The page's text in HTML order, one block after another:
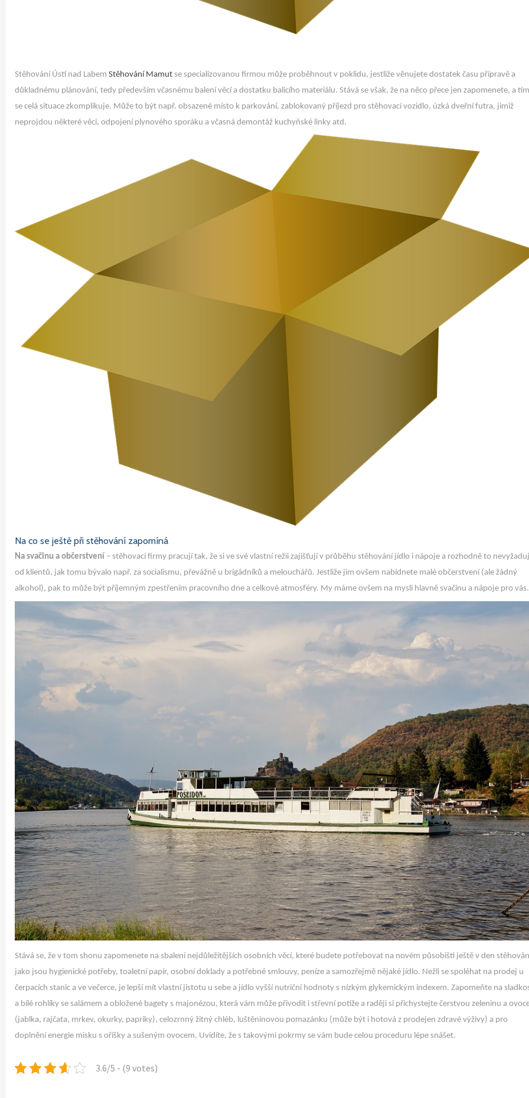
Stěhování Ústí nad Labem Stěhování Mamut se specializovanou firmou může proběhnout v poklidu, jestliže věnujete dostatek času přípravě a
důkladnému plánování, tedy především včasnému balení věcí a dostatku balicího materiálu. Stává se však, že na něco přece jen zapomenete, a tím
se celá situace zkomplikuje. Může to být např. obsazené místo k parkování, zablokovaný příjezd pro stěhovací vozidlo, úzká dveřní futra, jimiž
neprojdou některé věci, odpojení plynového sporáku a včasná demontáž kuchyňské linky atd.
Na co se ještě při stěhování zapomíná
Na svačinu a občerstvení – stěhovací firmy pracují tak, že si ve své vlastní režii zajišťují v průběhu stěhování jídlo i nápoje a rozhodně to
od klientů, jak tomu bývalo např. za socialismu, převážně u brigádníků a melouchářů. Jestliže jim ovšem nabídnete malé občerstvení (ale žádný
alkohol), pak to může být příjemným zpestřením pracovního dne a celkové atmosféry. My máme ovšem na mysli hlavně svačinu a nápoje pro vás.
Stává se, že v tom shonu zapomenete na sbalení nejdůležitějších osobních věcí, které budete potřebovat na novém působišti ještě v den
jako jsou hygienické potřeby, toaletní papír, osobní doklady a potřebné smlouvy, peníze a samozřejmě nějaké jídlo. Nežli se spoléhat na prodej u
čerpacích stanic a ve večerce, je lepší mít vlastní jistotu u sebe a jídlo vyšší nutriční hodnoty s nízkým glykemickým indexem. Zapomeňte na
a bílé rohlíky se salámem a obložené bagety s majonézou, která vám může přivodit i střevní potíže a raději si přichystejte čerstvou zeleninu a
(jablka, rajčata, mrkev, okurky, papriky), celozrnný žitný chléb, luštěninovou pomazánku (může být i hotová z prodejen zdravé výživy) a pro
doplnění energie misku s oříšky a sušeným ovocem. Uvidíte, že s takovými pokrmy se vám bude celou proceduru lépe snášet.
3.6/5 - (9 votes)